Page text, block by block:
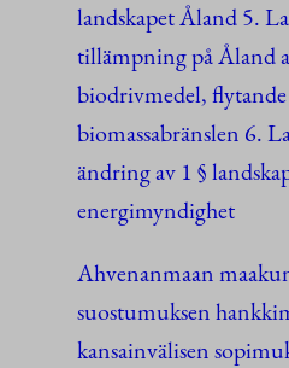
landskapet Åland 5.
tillämpning på Åland
biodrivmedel,
biomassabränslen 6.
ändring av 1 §
energimyndighet
Ahvenanmaan
suostumuksen
kansainvälisen